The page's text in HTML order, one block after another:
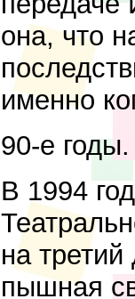
она, что
именно
90-е
В 1994
на
пышная